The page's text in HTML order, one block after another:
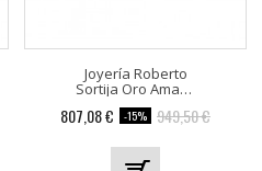
Joyería Roberto
Sortija Oro Amarillo Con 22...
807,08 € -15% 949,50 €